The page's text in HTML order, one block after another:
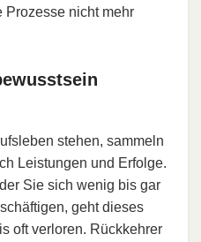
Prozesse nicht mehr
stehen, sammeln
Leistungen und Erfolge.
Sie sich wenig bis gar
geht dieses
oft verloren. Rückkehrer